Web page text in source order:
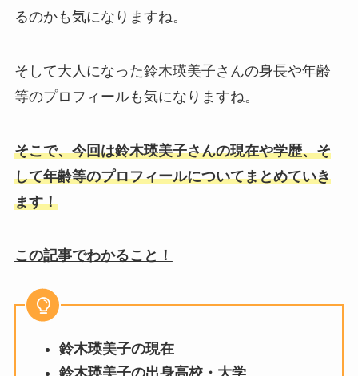
るのかも気になりますね。
そして大人になった鈴木瑛美子さんの身長や年齢
等のプロフィールも気になりますね。
そこで、今回は鈴木瑛美子さんの現在や学歴、そ
して年齢等のプロフィールについてまとめていき
ます！
この記事でわかること！
鈴木瑛美子の現在